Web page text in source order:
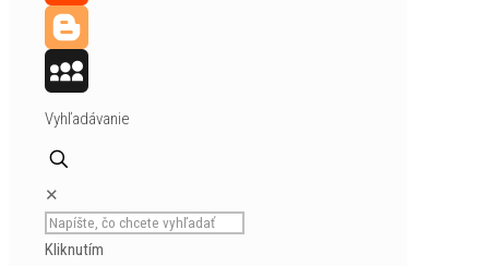
Reddit
Blogger
MySpace
Vyhľadávanie
✕
Kliknutím